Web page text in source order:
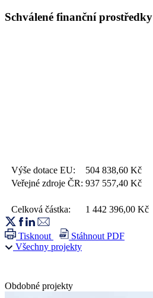
Schválené finanční prostředky
Výše dotace EU: 504 838,60 Kč
Veřejné zdroje ČR: 937 557,40 Kč
Celková částka: 1 442 396,00 Kč
Tisknout
Stáhnout PDF
Všechny projekty
Obdobné projekty